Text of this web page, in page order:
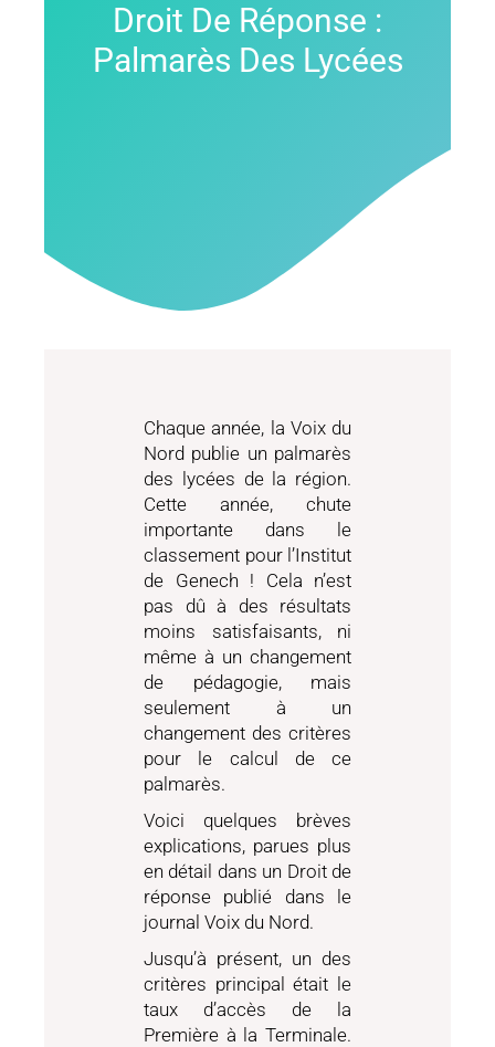
Droit De Réponse :
Palmarès Des Lycées
Chaque année, la Voix du
Nord publie un palmarès
des lycées de la région.
Cette année, chute
importante dans le
classement pour l’Institut
de Genech ! Cela n’est
pas dû à des résultats
moins satisfaisants, ni
même à un changement
de pédagogie, mais
seulement à un
changement des critères
pour le calcul de ce
palmarès.
Voici quelques brèves
explications, parues plus
en détail dans un Droit de
réponse publié dans le
journal Voix du Nord.
Jusqu’à présent, un des
critères principal était le
taux d’accès de la
Première à la Terminale.